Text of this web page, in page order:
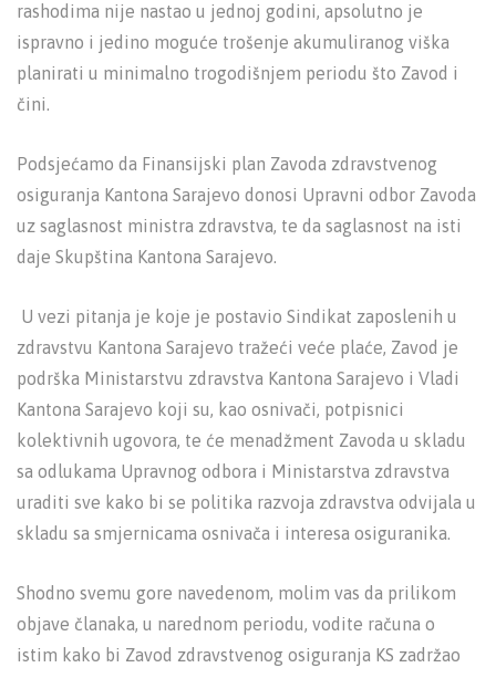
rashodima nije nastao u jednoj godini, apsolutno je
ispravno i jedino moguće trošenje akumuliranog viška
planirati u minimalno trogodišnjem periodu što Zavod i
čini.
Podsjećamo da Finansijski plan Zavoda zdravstvenog
osiguranja Kantona Sarajevo donosi Upravni odbor Zavoda
uz saglasnost ministra zdravstva, te da saglasnost na isti
daje Skupština Kantona Sarajevo.
U vezi pitanja je koje je postavio Sindikat zaposlenih u
zdravstvu Kantona Sarajevo tražeći veće plaće, Zavod je
podrška Ministarstvu zdravstva Kantona Sarajevo i Vladi
Kantona Sarajevo koji su, kao osnivači, potpisnici
kolektivnih ugovora, te će menadžment Zavoda u skladu
sa odlukama Upravnog odbora i Ministarstva zdravstva
uraditi sve kako bi se politika razvoja zdravstva odvijala u
skladu sa smjernicama osnivača i interesa osiguranika.
Shodno svemu gore navedenom, molim vas da prilikom
objave članaka, u narednom periodu, vodite računa o
istim kako bi Zavod zdravstvenog osiguranja KS zadržao